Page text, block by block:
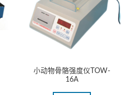
小动物骨骼强度仪TOW-
16A